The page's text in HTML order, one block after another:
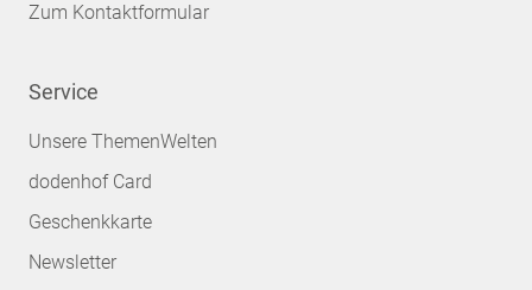
Zum Kontaktformular
Service
Unsere ThemenWelten
dodenhof Card
Geschenkkarte
Newsletter